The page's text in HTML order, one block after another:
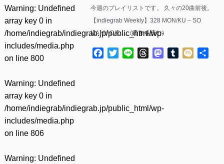
Warning: Undefined
array key 0 in
/home/indiegrab/indiegrab.jp/public_html/wp-
includes/media.php
on line 800
Warning: Undefined
array key 0 in
/home/indiegrab/indiegrab.jp/public_html/wp-
includes/media.php
on line 806
Warning: Undefined
今週のプレイリストです。 久々の20曲前後。
【indiegrab Weekly】328 MON/KU – SO
MANY CA……(続きを読む)
Facebook
TwitterLine ThreadsMastodon
Tumblr
Mixi